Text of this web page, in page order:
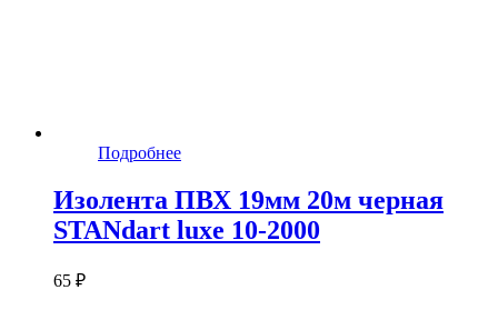
Подробнее
Изолента ПВХ 19мм 20м черная
STANdart luxe 10-2000
65 ₽